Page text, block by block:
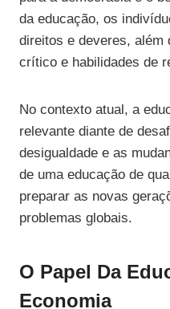
da educação, os
direitos e deveres, além
crítico e habilidades de
No contexto atual, a
relevante diante de
desigualdade e as
de uma educação de
preparar as novas
problemas globais.
O Papel Da
Economia